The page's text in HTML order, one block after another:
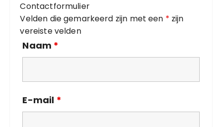
e
ë
n
Contactformulier
Velden die gemarkeerd zijn met een * zijn
vereiste velden
Naam *
E-mail *